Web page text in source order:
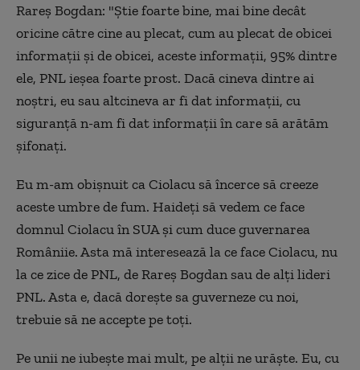
Rareș Bogdan: "Știe foarte bine, mai bine decât
oricine către cine au plecat, cum au plecat de obicei
informații și de obicei, aceste informații, 95% dintre
ele, PNL ieșea foarte prost. Dacă cineva dintre ai
noștri, eu sau altcineva ar fi dat informații, cu
siguranță n-am fi dat informații în care să arătăm
șifonați.
Eu m-am obișnuit ca Ciolacu să încerce să creeze
aceste umbre de fum. Haideți să vedem ce face
domnul Ciolacu în SUA și cum duce guvernarea
Româniie. Asta mă interesează la ce face Ciolacu, nu
la ce zice de PNL, de Rareș Bogdan sau de alți lideri
PNL. Asta e, dacă dorește sa guverneze cu noi,
trebuie să ne accepte pe toți.
Pe unii ne iubește mai mult, pe alții ne urăște. Eu, cu